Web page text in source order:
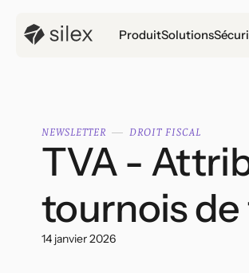
ProduitSolutions
NEWSLETTER DROIT FISCAL
TVA -
tournois
14 janvier 2026